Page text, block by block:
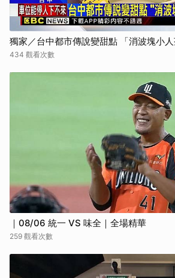
獨家／台中都市傳說變甜點 「消波塊小
434 觀看次數
｜08/06 統一 VS 味全｜全場精華
259 觀看次數